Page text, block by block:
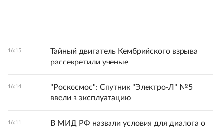
16:15
Тайный двигатель Кембрийского взрыва
рассекретили ученые
16:14
"Роскосмос": Спутник "Электро-Л" №5
ввели в эксплуатацию
16:11
В МИД РФ назвали условия для диалога о